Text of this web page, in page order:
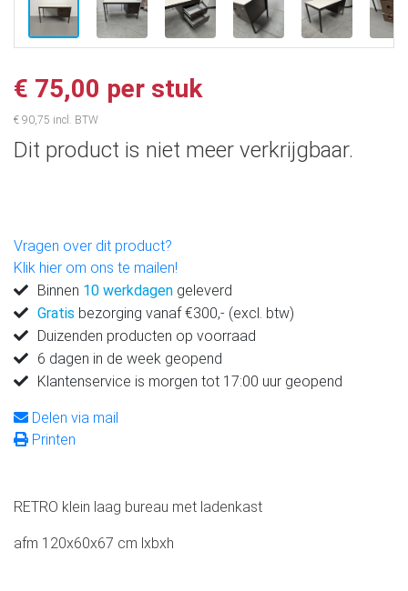
€ 75,00 per stuk
€ 90,75 incl. BTW
Dit product is niet meer verkrijgbaar.
Vragen over dit product?
Klik hier om ons te mailen!
Binnen 10 werkdagen geleverd
Gratis bezorging vanaf €300,- (excl. btw)
Duizenden producten op voorraad
6 dagen in de week geopend
Klantenservice is morgen tot 17:00 uur geopend
Delen via mail
Printen
RETRO klein laag bureau met ladenkast
afm 120x60x67 cm lxbxh